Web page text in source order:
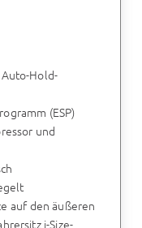
Hold-
(ESP)
und
auf den äußeren
i-Size-